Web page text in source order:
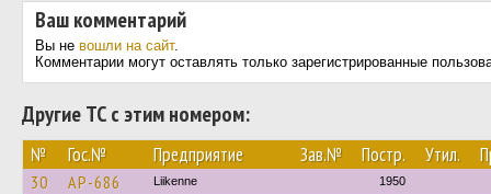
Ваш комментарий
Вы не вошли на сайт.
Комментарии могут оставлять только зарегистрированные
Другие ТС с этим номером:
№ Гос.№ Предприятие Зав.№ Постр. Утил.
30 AP-686 Liikenne 1950